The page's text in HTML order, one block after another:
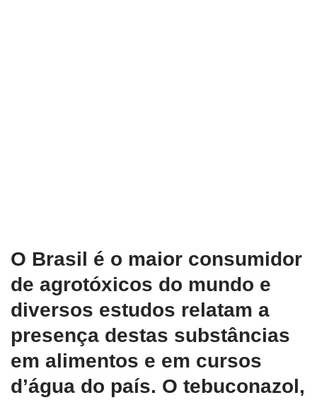
O Brasil é o maior consumidor
de agrotóxicos do mundo e
diversos estudos relatam a
presença destas substâncias
em alimentos e em cursos
d’água do país. O tebuconazol,